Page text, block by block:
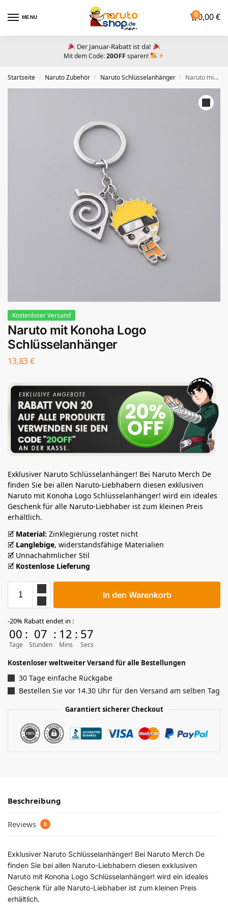
MENU 00,00€
Der Januar-Rabatt ist da!
Mit dem Code:20OFF sparen!
Startseite / Naruto Zubehör​ / Naruto Schlüsselanhänger / Naruto mit Konoha Logo Schlüsselanhänger
Kostenloser Versand
Naruto mit Konoha Logo
Schlüsselanhänger
13,83€
Exklusiver Naruto Schlüsselanhänger! Bei Naruto Merch De
finden Sie bei allen Naruto-Liebhabern diesen exklusiven
Naruto mit Konoha Logo Schlüsselanhänger! wird ein ideales
Geschenk für alle Naruto-Liebhaber ist zum kleinen Preis
erhältlich.
🗹 Material: Zinklegierung rostet nicht
🗹 Langlebige, widerstandsfähige Materialien
🗹 Unnachahmlicher Stil
🗹 Kostenlose Lieferung
In den Warenkorb
-20% Rabatt endet in :
00
Tage
: 07
Stunden
: 12
Mins
: 56
Secs
Kostenloser weltweiter Versand für alle Bestellungen
30 Tage einfache Rückgabe
Bestellen Sie vor 14.30 Uhr für den Versand am selben Tag
Garantiert sicherer Checkout
Beschreibung
Reviews 0
Exklusiver Naruto Schlüsselanhänger! Bei Naruto Merch De
finden Sie bei allen Naruto-Liebhabern diesen exklusiven
Naruto mit Konoha Logo Schlüsselanhänger! wird ein ideales
Geschenk für alle Naruto-Liebhaber ist zum kleinen Preis
erhältlich.